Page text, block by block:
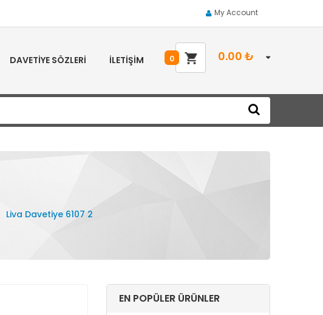
My Account
DAVETIYE SÖZLERI İLETIŞIM 0.00 ₺
0
Liva Davetiye 6107 2
EN POPÜLER ÜRÜNLER